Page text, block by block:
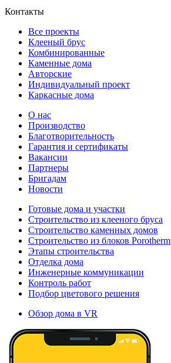
Контакты
Все проекты
Клееный брус
Комбинированные
Каменные дома
Авторские
Индивидуальный проект
Каркасные дома
О нас
Производство
Благотворительность
Гарантия и сертификаты
Вакансии
Партнеры
Бригадам
Новости
Готовые дома и участки
Строительство из клееного бруса
Строительство каменных домов
Строительство из блоков Porotherm
Этапы строительства
Отделка дома
Инженерные коммуникации
Контроль работ
Подбор цветового решения
Обзор дома в VR